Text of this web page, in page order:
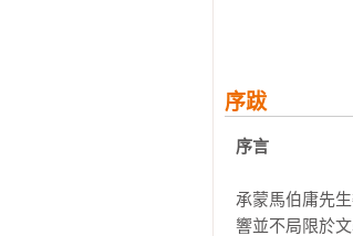
進入官場幾十
房，豈料這個
已晚，李善德
鮮、快馬如何
序跋
序言
承蒙馬伯庸先
響並不局限於